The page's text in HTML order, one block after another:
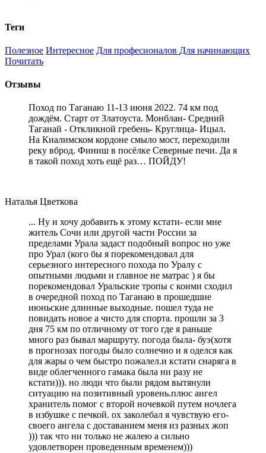
Теги
Полезное Интересное Для професионалов Для начинающих
Почитать
Отзывы
Поход по Таганаю 11-13 июня 2022. 74 км под
дождём. Старт от Златоуста. Монблан- Средний
Таганай - Откликной гребень- Круглица- Ицыл.
На Киалимском кордоне смыло мост, переходили
реку вброд. Финиш в посёлке Северные печи. Да я
в такой поход хоть ещё раз… ПОЙДУ!
Наталья Цветкова
... Ну и хочу добавить к этому кстати- если мне
житель Сочи или другой части России за
пределами Урала задаст подобный вопрос но уже
про Урал (кого бы я порекомендовал для
серьезного интересного похода по Уралу с
опытными людьми и главное не матрас ) я бы
порекомендовал Уральские тропы с коими сходил
в очередной поход по Таганаю в прошедшие
июньские длинные выходные. пошел туда не
повидать новое а чисто для спорта. прошли за 3
дня 75 км по отличному от того где я раньше
много раз бывал маршруту. погода была- буэ(хотя
в прогнозах погоды было солнечно и я оделся как
для жары о чем быстро пожалел.и кстати снаряга в
виде облегченного гамака была ни разу не
кстати))). но люди что были рядом вытянули
ситуацию на позитивный уровень.плюс ангел
хранитель помог с второй ночевкой путем ночлега
в избушке с печкой. ох заколебал я чувствую его-
своего ангела с доставанием меня из разных жоп
))) так что ни только не жалею а сильно
удовлетворен проведенным временем)))